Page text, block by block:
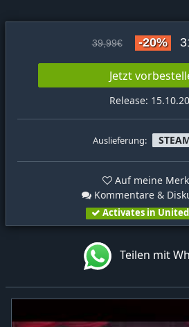
39,99€ -20%
Jetzt
Release:
Auslieferung:
Auf meine
Kommentare &
Activates in
Teilen mit